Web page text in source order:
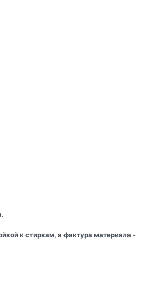
к стиркам, а фактура материала -